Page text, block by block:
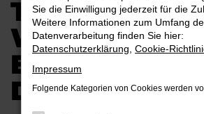
TOYOTA
WEISSWASSER
INE
IE EINFACH
Sie die Einwilligung jederzeit für die
Weitere Informationen zum Umfang
Datenverarbeitung finden Sie hier:
Datenschutzerklärung Cookie-
Impressum
Folgende Kategorien von Cookies werden